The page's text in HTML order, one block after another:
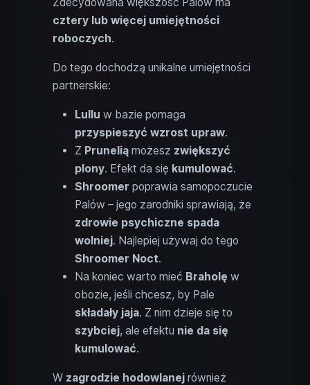
cztery lub więcej umiejętności
roboczych.
Do tego dochodzą unikalne umiejętności
partnerskie:
Lullu w bazie pomaga
przyspieszyć wzrost upraw.
Z Prunelią możesz zwiększyć
plony. Efekt da się kumulować.
Shroomer poprawia samopoczucie
Palów – jego zarodniki sprawiają, że
zdrowie psychiczne spada
wolniej. Najlepiej używaj do tego
Shroomer Noct.
Na koniec warto mieć Braholę w
obozie, jeśli chcesz, by Pale
składały jaja. Z nim dzieje się to
szybciej, ale efektu nie da się
kumulować.
W zagrodzie hodowlanej również